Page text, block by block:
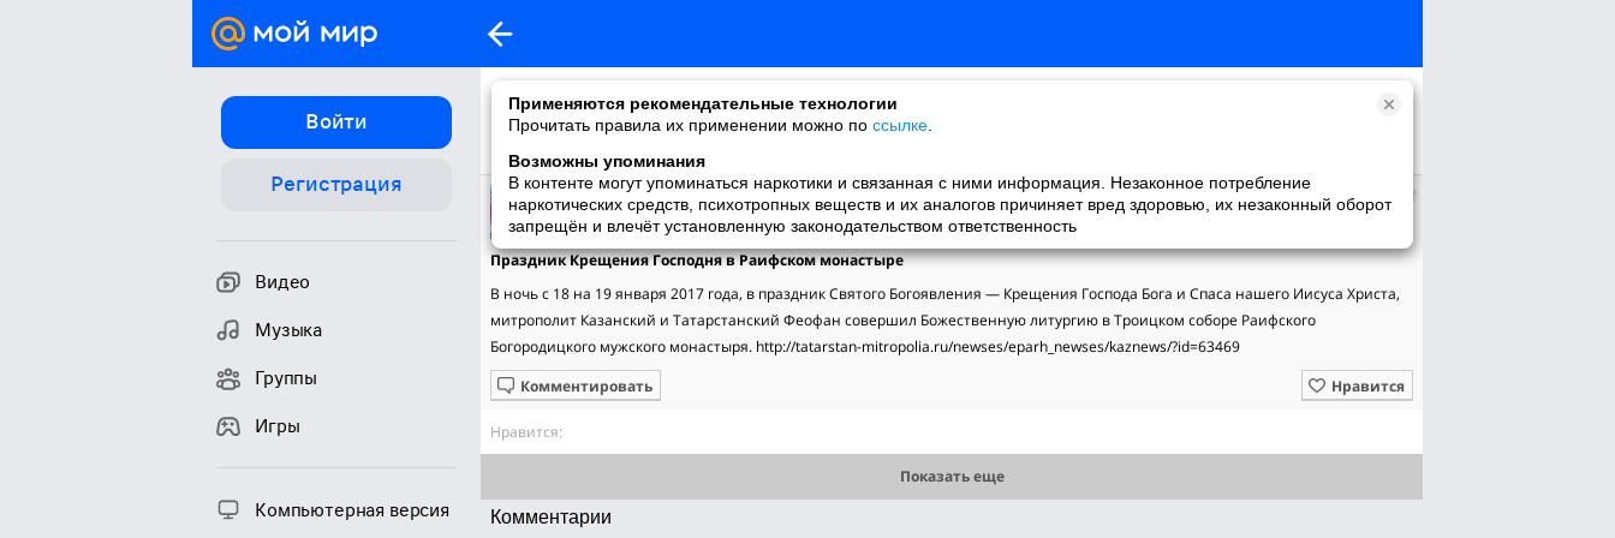
Применяются рекомендательные технологии
Прочитать правила их применении можно по ссылке
Возможны упоминания
В контенте могут упоминаться наркотики и связанная с ними информация. Незаконное потребление
наркотических средств, психотропных веществ и их аналогов причиняет вред здоровью, их незаконный оборот
запрещён и влечёт установленную законодательством ответственность
Войти
Регистрация
Видео
Музыка
Группы
Игры
Компьютерная версия
*** ★ Veni, vidi, vici ★
добавила видео
21.01.2017
Праздник Крещения Господня в Раифском монастыре
В ночь с 18 на 19 января 2017 года, в праздник Святого Богоявления — Крещения Господа Бога и Спаса нашего Иисуса Христа,
митрополит Казанский и Татарстанский Феофан совершил Божественную литургию в Троицком соборе Раифского
Богородицкого мужского монастыря. http://tatarstan-mitropolia.ru/newses/eparh_newses/kaznews/?id=63469
Нравится
Комментировать
Нравится:
Показать еще
Комментарии